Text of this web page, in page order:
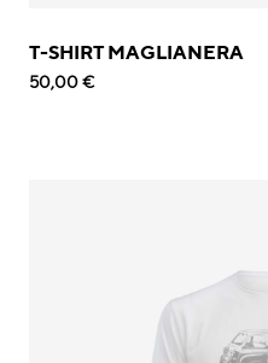
T-SHIRT MAGLIANERA
50,00 €